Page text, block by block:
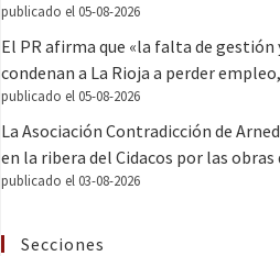
publicado el 05-08-2026
El PR afirma que «la falta de gestión
condenan a La Rioja a perder
publicado el 05-08-2026
La Asociación Contradicción de
en la ribera del Cidacos por las
publicado el 03-08-2026
Secciones